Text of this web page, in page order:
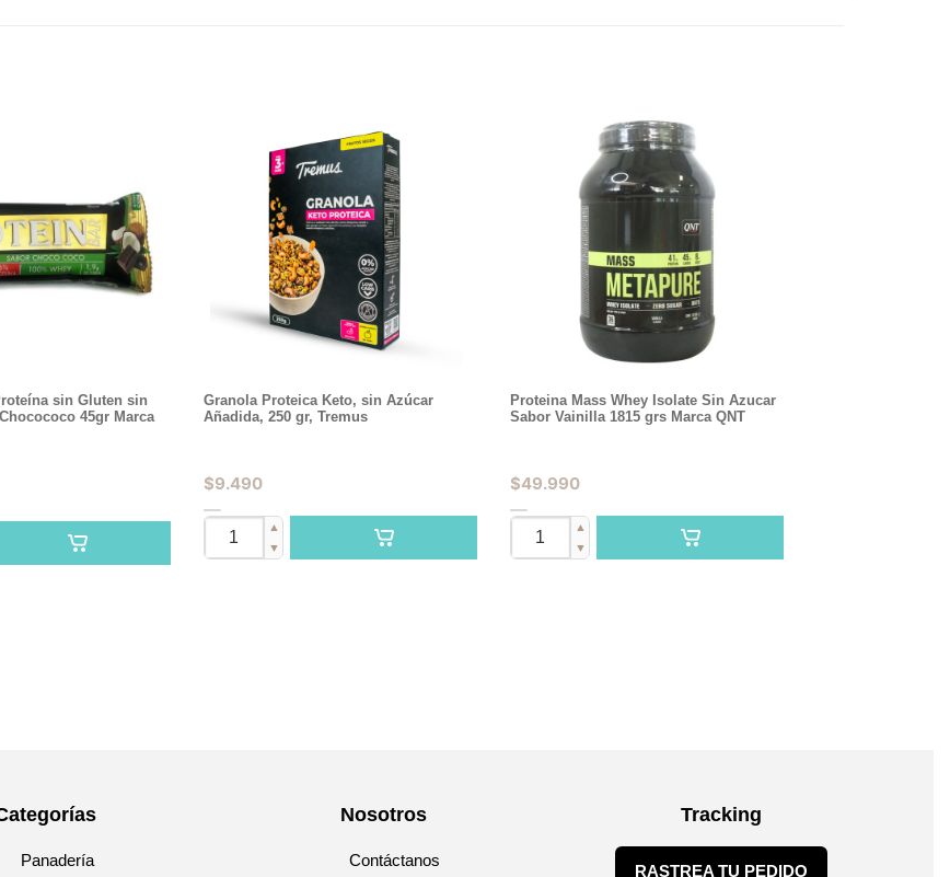
sin Gluten sin
45gr Marca
Granola Proteica Keto, sin Azúcar
Añadida, 250 gr, Tremus
$9.490
▲
▼
Proteina Mass Whey Isolate Sin Azucar
Sabor Vainilla 1815 grs Marca QNT
$49.990
▲
▼
Panadería
Nosotros
Contáctanos
Tracking
RASTREA TU PEDIDO